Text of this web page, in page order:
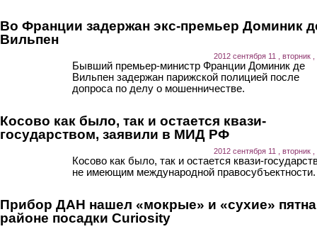
Во Франции задержан экс-премьер Доминик
Вильпен
2012 сентября 11 , вторник ,
Бывший премьер-министр Франции Доминик де
Вильпен задержан парижской полицией после
допроса по делу о мошенничестве.
Косово как было, так и остается квази-
государством, заявили в МИД РФ
2012 сентября 11 , вторник ,
Косово как было, так и остается квази-
не имеющим международной правосубъектности.
Прибор ДАН нашел «мокрые» и «сухие»
районе посадки Curiosity